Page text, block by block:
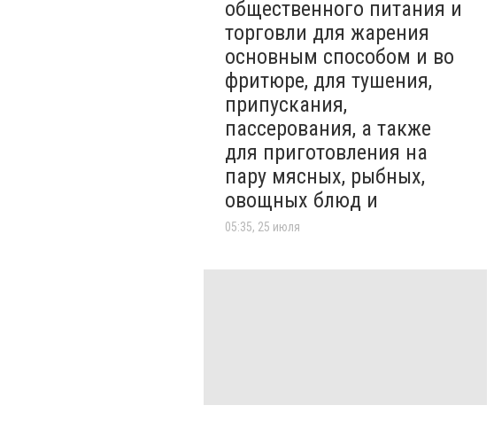
общественного питания и
торговли для жарения
основным способом и во
фритюре, для тушения,
припускания,
пассерования, а также
для приготовления на
пару мясных, рыбных,
овощных блюд и
05:35, 25 июля